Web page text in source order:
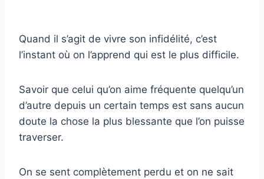
Quand il s’agit de vivre son infidélité, c’est
l’instant où on l’apprend qui est le plus difficile.
Savoir que celui qu’on aime fréquente quelqu’un
d’autre depuis un certain temps est sans aucun
doute la chose la plus blessante que l’on puisse
traverser.
On se sent complètement perdu et on ne sait